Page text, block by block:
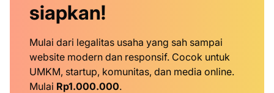
siapkan!
Mulai dari legalitas usaha yang sah sampai
website modern dan responsif. Cocok untuk
UMKM, startup, komunitas, dan media online.
Mulai Rp1.000.000.